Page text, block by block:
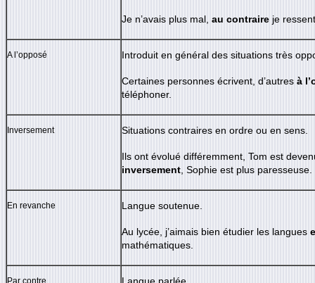
Je n’avais plus mal, au contraire je
A l’opposé Introduit en général des situations très
Certaines personnes écrivent, d’autres à
téléphoner.
Inversement Situations contraires en ordre ou en sens.
Ils ont évolué différemment, Tom est
inversement, Sophie est plus paresseuse.
En revanche Langue soutenue.
Au lycée, j’aimais bien étudier les langues
mathématiques.
Par contre